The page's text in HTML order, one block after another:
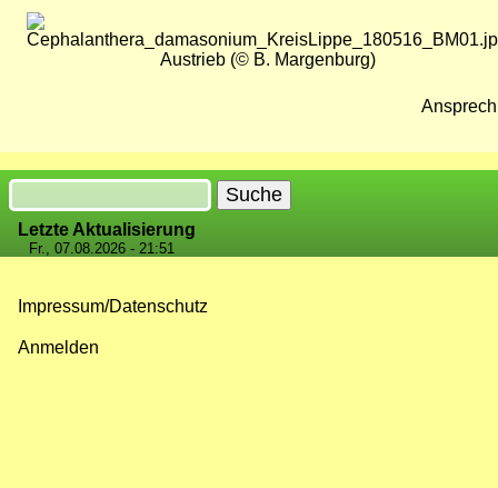
Bild
Austrieb (© B. Margenburg)
Suche
Letzte Aktualisierung
Fr., 07.08.2026 - 21:51
Impressum/Datenschutz
Anmelden